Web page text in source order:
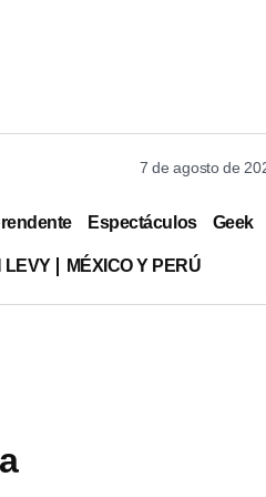
7 de agosto de
Espectáculos Geek
LEVY MÉXICO Y PERÚ